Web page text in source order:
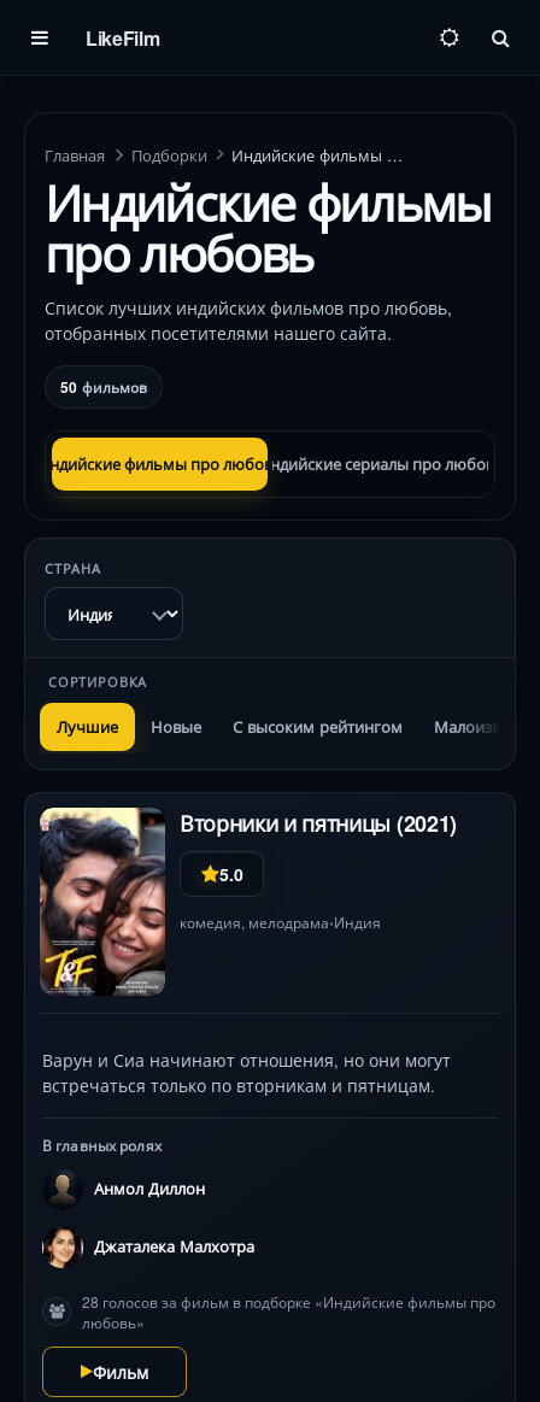
LikeFilm
Главная Подборки Индийские фильмы про любовь
Индийские фильмы
про любовь
Список лучших индийских фильмов про любовь,
отобранных посетителями нашего сайта.
50 фильмов
Индийские фильмы про любовьИндийские сериалы про любовь
СТРАНА
СОРТИРОВКА
Лучшие Новые С высоким рейтингом
Вторники и пятницы (2021)
5.0
комедия, мелодрама•Индия
Варун и Сиа начинают отношения, но они могут
встречаться только по вторникам и пятницам.
В главных ролях
Анмол Диллон
Джаталека Малхотра
28 голосов за фильм в подборке «Индийские фильмы про
любовь»
Фильм